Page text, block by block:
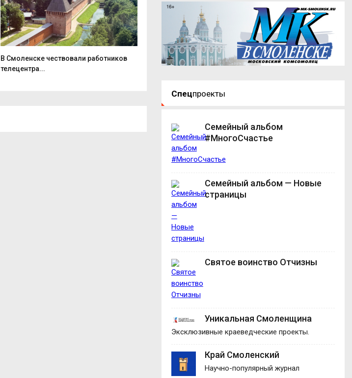
В Смоленске чествовали работников
телецентра...
В Демидовском округе вручили
В центре
Спецпроекты
Семейный альбом
#МногоСчастье
Семейный альбом — Новые
страницы
Святое воинство Отчизны
Уникальная Смоленщина
Эксклюзивные краеведческие проекты.
Край Смоленский
Научно-популярный журнал